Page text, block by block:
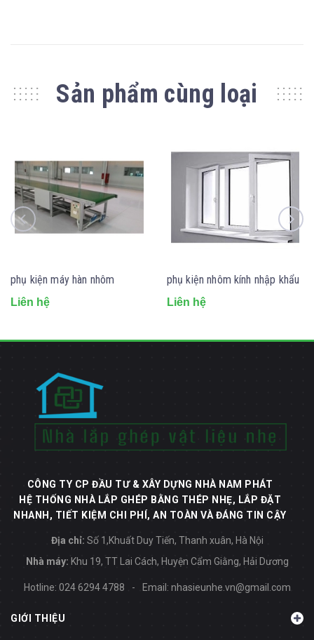
Sản phẩm cùng loại
phụ kiện máy hàn nhôm
Liên hệ
phụ kiện nhôm kính nhập khẩu
Liên hệ
CÔNG TY CP ĐẦU TƯ & XÂY DỰNG NHÀ NAM PHÁT
HỆ THỐNG NHÀ LẮP GHÉP BẰNG THÉP NHẸ, LẮP ĐẶT
NHANH, TIẾT KIỆM CHI PHÍ, AN TOÀN VÀ ĐÁNG TIN CẬY
Địa chỉ: Số 1,Khuất Duy Tiến, Thanh xuân, Hà Nội
Nhà máy: Khu 19, TT Lai Cách, Huyện Cẩm Giằng, Hải Dương
Hotline: 024 6294 4788 - Email: nhasieunhe.vn@gmail.com
GIỚI THIỆU